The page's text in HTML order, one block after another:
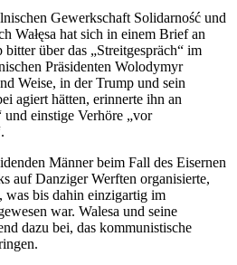
Gewerkschaft Solidarność und
Wałęsa hat sich in einem Brief an
über das „Streitgespräch“ im
Präsidenten Wolodymyr
Weise, in der Trump und sein
agiert hätten, erinnerte ihn an
und einstige Verhöre „vor
Männer beim Fall des Eisernen
auf Danziger Werften organisierte,
was bis dahin einzigartig im
war. Walesa und seine
dazu bei, das kommunistische